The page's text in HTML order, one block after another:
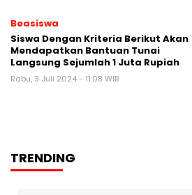
Beasiswa
Siswa Dengan Kriteria Berikut Akan
Mendapatkan Bantuan Tunai
Langsung Sejumlah 1 Juta Rupiah
Rabu, 3 Juli 2024 - 11:08 WIB
TRENDING